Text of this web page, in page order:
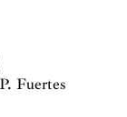
Fuertes